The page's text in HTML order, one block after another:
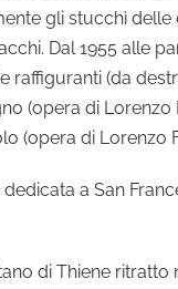
gli stucchì
Dal 1955 alle
(da
(opera di
(opera di Lorenzo
a San
di Thiene